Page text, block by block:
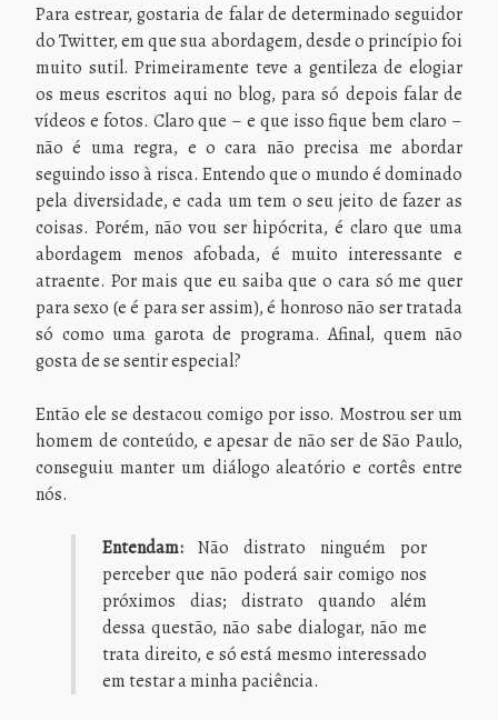
Para estrear, gostaria de falar de determinado seguidor
do Twitter, em que sua abordagem, desde o princípio foi
muito sutil. Primeiramente teve a gentileza de elogiar
os meus escritos aqui no blog, para só depois falar de
vídeos e fotos. Claro que – e que isso fique bem claro –
não é uma regra, e o cara não precisa me abordar
seguindo isso à risca. Entendo que o mundo é dominado
pela diversidade, e cada um tem o seu jeito de fazer as
coisas. Porém, não vou ser hipócrita, é claro que uma
abordagem menos afobada, é muito interessante e
atraente. Por mais que eu saiba que o cara só me quer
para sexo (e é para ser assim), é honroso não ser tratada
só como uma garota de programa. Afinal, quem não
gosta de se sentir especial?
Então ele se destacou comigo por isso. Mostrou ser um
homem de conteúdo, e apesar de não ser de São Paulo,
conseguiu manter um diálogo aleatório e cortês entre
nós.
Entendam: Não distrato ninguém por
perceber que não poderá sair comigo nos
próximos dias; distrato quando além
dessa questão, não sabe dialogar, não me
trata direito, e só está mesmo interessado
em testar a minha paciência.